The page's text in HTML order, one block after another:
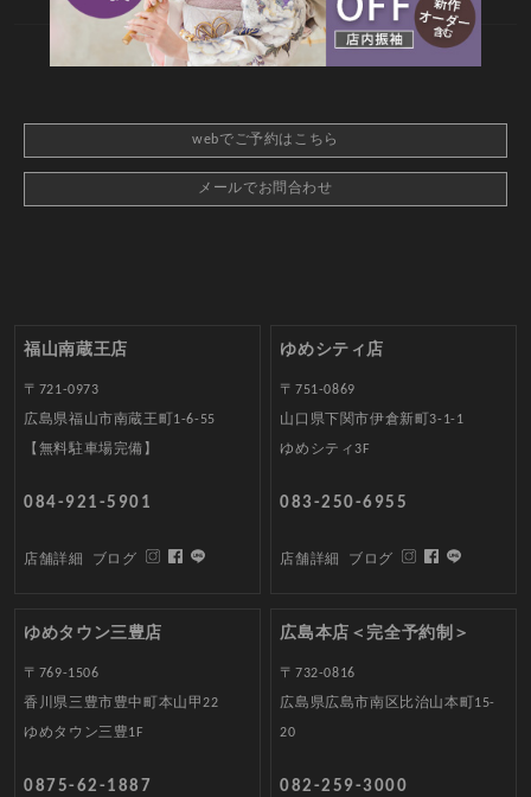
CONTACT
webでご予約はこちら
メールでお問合わせ
福山南蔵王店
〒721-0973
広島県福山市南蔵王町1-6-55
【無料駐車場完備】
084-921-5901
店舗詳細 ブログ
ゆめシティ店
〒751-0869
山口県下関市伊倉新町3-1-1
ゆめシティ3F
083-250-6955
店舗詳細 ブログ
ゆめタウン三豊店
〒769-1506
香川県三豊市豊中町本山甲22
ゆめタウン三豊1F
0875-62-1887
広島本店＜完全予約制＞
〒732-0816
広島県広島市南区比治山本町15-
20
082-259-3000